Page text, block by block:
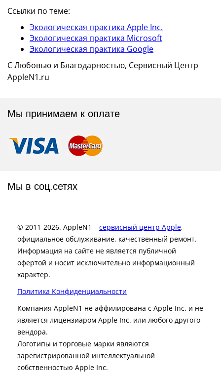
Ссылки по теме:
Экологическая практика Apple Inc.
Экологическая практика Microsoft
Экологическая практика Google
С Любовью и Благодарностью, Сервисный Центр
AppleN1.ru
Мы принимаем к оплате
Мы в соц.сетях
© 2011-2026. AppleN1 – сервисный центр Apple,
официальное обслуживание, качественный ремонт.
Информация на сайте не является публичной
офертой и носит исключительно информационный
характер.
Политика Конфиденциальности
Компания AppleN1 не аффилирована c Apple Inc. и не
является лицензиаром Apple Inc. или любого другого
вендора.
Логотипы и торговые марки являются
зарегистрированной интеллектуальной
собственностью Apple Inc.